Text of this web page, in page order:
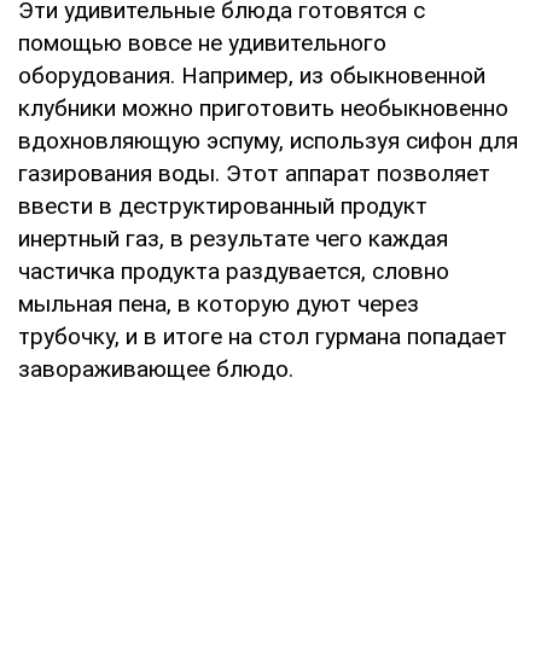
Эти удивительные блюда готовятся с
помощью вовсе не удивительного
оборудования. Например, из обыкновенной
клубники можно приготовить необыкновенно
вдохновляющую эспуму, используя сифон для
газирования воды. Этот аппарат позволяет
ввести в деструктированный продукт
инертный газ, в результате чего каждая
частичка продукта раздувается, словно
мыльная пена, в которую дуют через
трубочку, и в итоге на стол гурмана попадает
завораживающее блюдо.